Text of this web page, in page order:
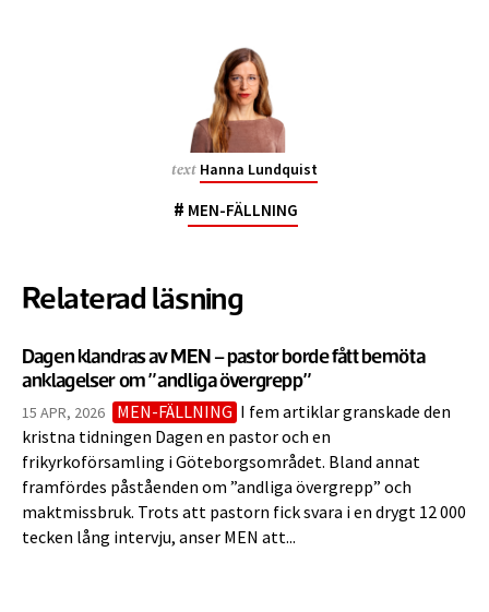
text Hanna Lundquist
# MEN-FÄLLNING
Relaterad läsning
Dagen klandras av MEN – pastor borde fått bemöta
anklagelser om ”andliga övergrepp”
15 APR, 2026 MEN-FÄLLNING I fem artiklar granskade den
kristna tidningen Dagen en pastor och en
frikyrkoförsamling i Göteborgsområdet. Bland annat
framfördes påståenden om ”andliga övergrepp” och
maktmissbruk. Trots att pastorn fick svara i en drygt 12 000
tecken lång intervju, anser MEN att...